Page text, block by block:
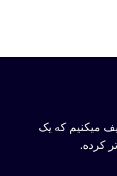
میکنیم که یک
کرده.